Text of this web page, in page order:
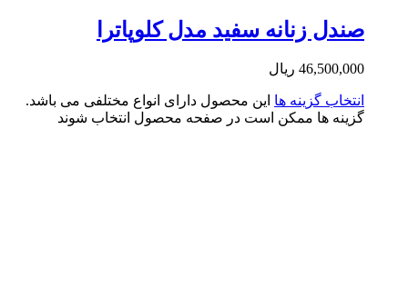
زنانه سفید مدل کلوپاترا
ریال
گزینه ها این محصول دارای انواع مختلفی می باشد.
ها ممکن است در صفحه محصول انتخاب شوند